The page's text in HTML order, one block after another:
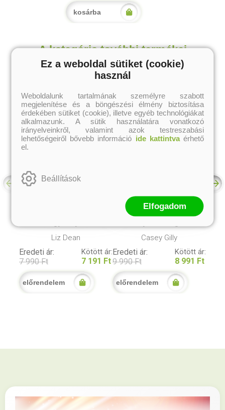
kosárba
A kategória további termékei
Liz Dean
Eredeti ár:
7 990 Ft
Kötött ár:
7 191 Ft
előrendelem
Stranger Things - Tarot
útmutató
Casey Gilly
Eredeti ár:
9 990 Ft
Kötött ár:
8 991 Ft
előrendelem
Ez a weboldal sütiket (cookie)
használ
Weboldalunk tartalmának személyre szabott
megjelenítése és a böngészési élmény biztosítása
érdekében sütiket (cookie), illetve egyéb technológiákat
alkalmazunk. A sütik használatára vonatkozó
irányelveinkről, valamint azok testreszabási
lehetőségeiről bővebb információ ide kattintvaérhető
el.
Beállítások
Elfogadom